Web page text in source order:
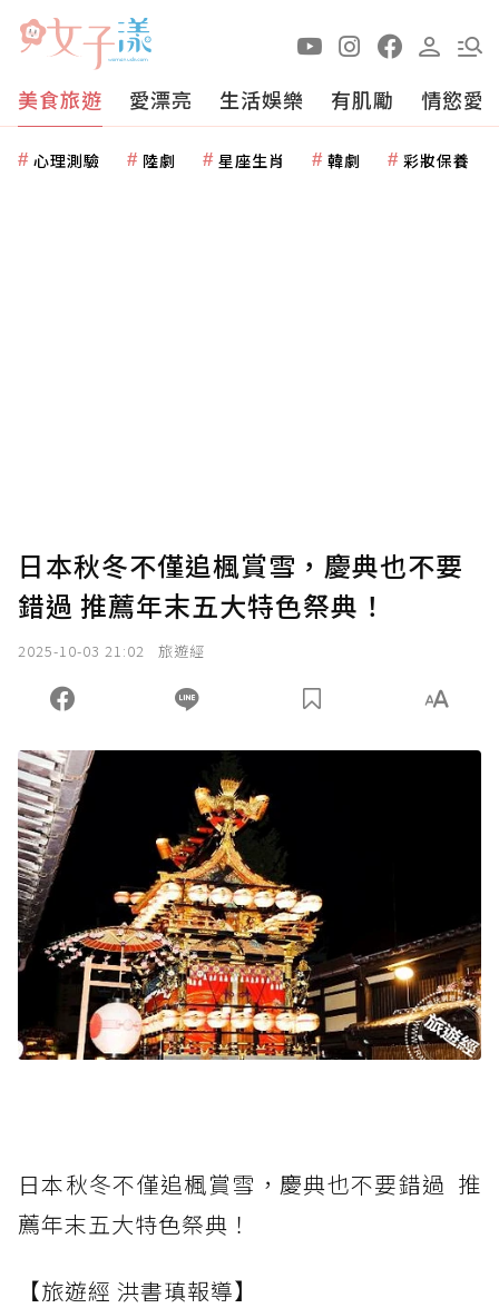
美食旅遊 愛漂亮 生活娛樂 有肌勵 情慾愛
心理測驗 陸劇 星座生肖 韓劇 彩妝保養
日本秋冬不僅追楓賞雪，慶典也不要
錯過 推薦年末五大特色祭典！
2025-10-03 21:02 旅遊經
日本秋冬不僅追楓賞雪，慶典也不要錯過 推
薦年末五大特色祭典！
【旅遊經 洪書瑱報導】